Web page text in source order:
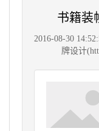
书籍装
2016-08-30
牌设计